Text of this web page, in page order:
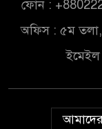
ফোন :
অফিস : ৫ম তলা,
ইমেইল